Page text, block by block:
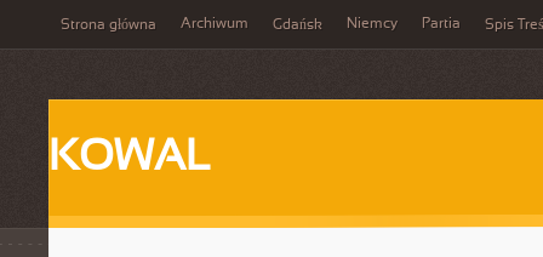
Strona główna Archiwum Gdańsk Niemcy Partia Spis
KOWAL